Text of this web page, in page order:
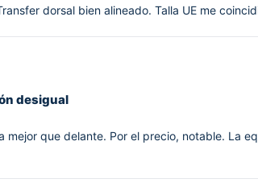
dorsal bien alineado. Talla UE me
desigual
mejor que delante. Por el precio, notable. La